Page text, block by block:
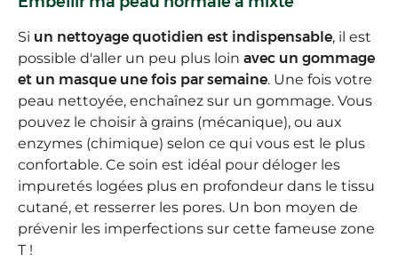
Si un nettoyage quotidien est indispensable, il est
possible d'aller un peu plus loin avec un gommage
et un masque une fois par semaine. Une fois votre
peau nettoyée, enchaînez sur un gommage. Vous
pouvez le choisir à grains (mécanique), ou aux
enzymes (chimique) selon ce qui vous est le plus
confortable. Ce soin est idéal pour déloger les
impuretés logées plus en profondeur dans le tissu
cutané, et resserrer les pores. Un bon moyen de
prévenir les imperfections sur cette fameuse zone
T !